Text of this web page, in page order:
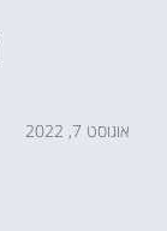
אוגוסט 7, 2022